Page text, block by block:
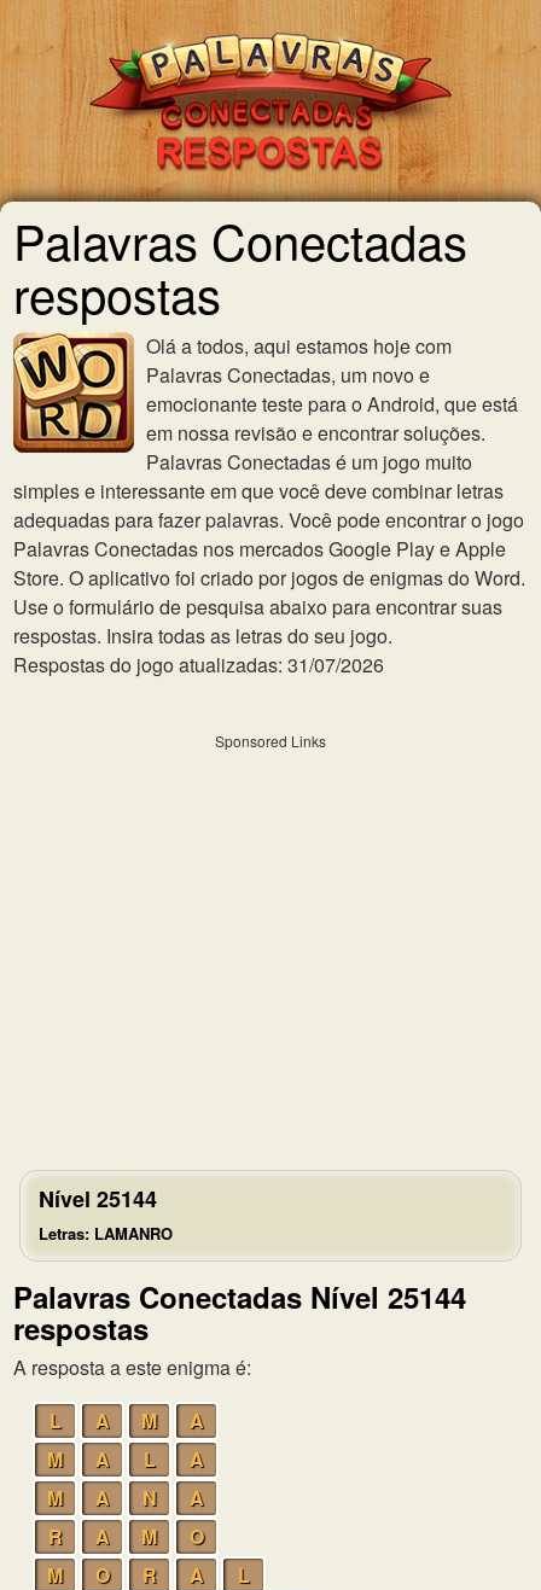
Palavras Conectadas
respostas
Olá a todos, aqui estamos hoje com
Palavras Conectadas, um novo e
emocionante teste para o Android, que está
em nossa revisão e encontrar soluções.
Palavras Conectadas é um jogo muito
simples e interessante em que você deve combinar letras
adequadas para fazer palavras. Você pode encontrar o jogo
Palavras Conectadas nos mercados Google Play e Apple
Store. O aplicativo foi criado por jogos de enigmas do Word.
Use o formulário de pesquisa abaixo para encontrar suas
respostas. Insira todas as letras do seu jogo.
Respostas do jogo atualizadas: 31/07/2026
Sponsored Links
Nível 25144
Letras: LAMANRO
Palavras Conectadas Nível 25144
respostas
A resposta a este enigma é:
L
A M
A
M
A L
A
M
A N
A
R
A M
O
M
O R A
L